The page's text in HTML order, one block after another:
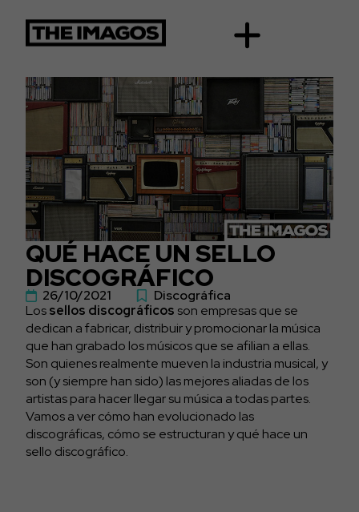
QUÉ HACE UN SELLO
DISCOGRÁFICO
26/10/2021
Discográfica
Lossellos discográficos son empresas que se
dedican a fabricar, distribuir y promocionar la música
que han grabado los músicos que se afilian a ellas.
Son quienes realmente mueven la industria musical, y
son (y siempre han sido) las mejores aliadas de los
artistas para hacer llegar su música a todas partes.
Vamos a ver cómo han evolucionado las
discográficas, cómo se estructuran y qué hace un
sello discográfico.